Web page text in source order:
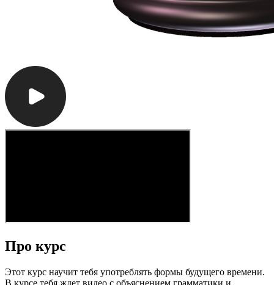
Про курс
Этот курс научит тебя употреблять формы будущего времени.
В курсе тебя ждет видео с объяснением грамматики и